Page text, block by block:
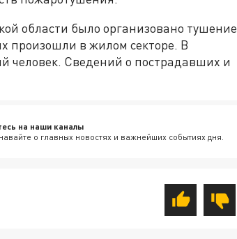
области было организовано тушение
произошли в жилом секторе. В
человек. Сведений о пострадавших и
на наши каналы
о главных новостях и важнейших событиях дня.